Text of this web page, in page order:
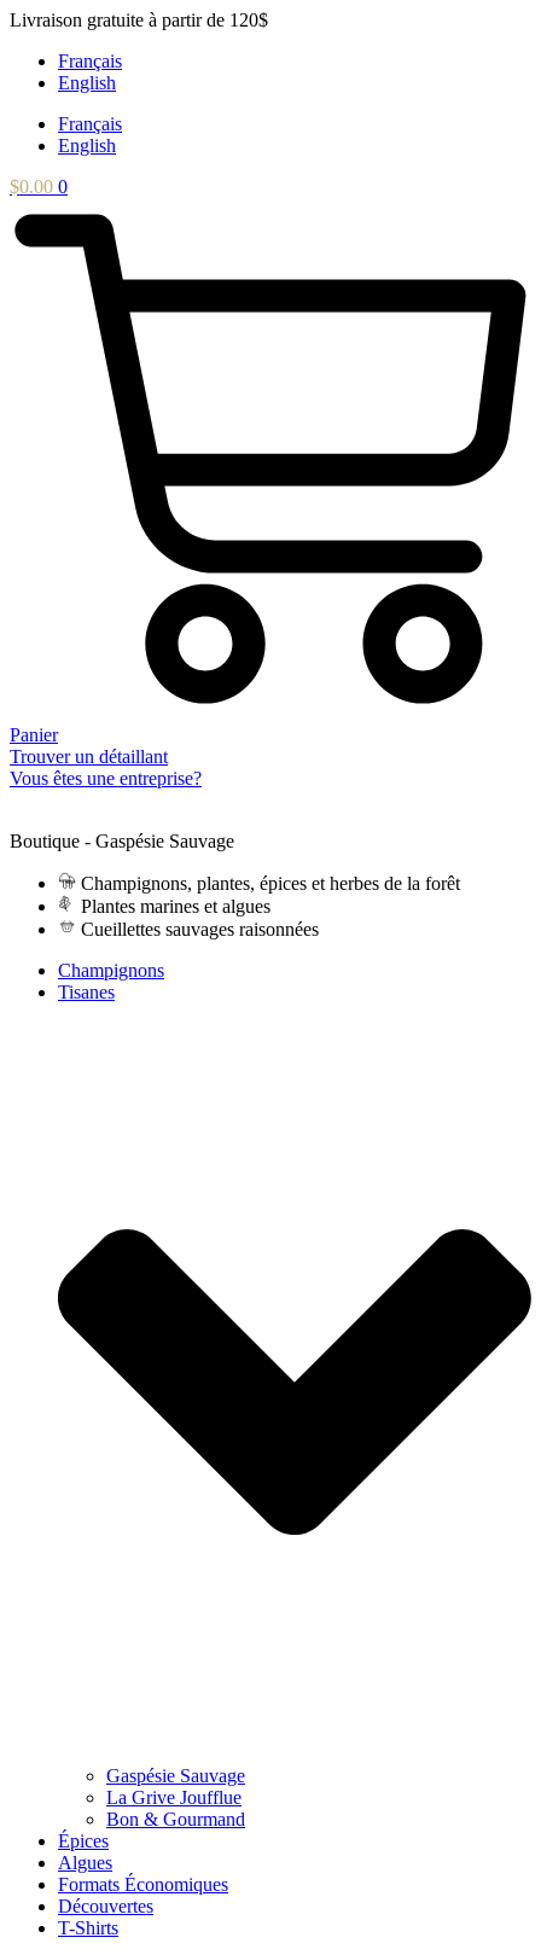
Aller
contenu
Livraison gratuite à partir de 120$
Français
English
Français
English
$0.00 0
Panier
Trouver un détaillant
Vous êtes une entreprise?
Boutique - Gaspésie Sauvage
Champignons, plantes, épices et herbes de la forêt
Plantes marines et algues
Cueillettes sauvages raisonnées
Champignons
Tisanes
Gaspésie Sauvage
La Grive Joufflue
Bon & Gourmand
Épices
Algues
Formats Économiques
Découvertes
T-Shirts